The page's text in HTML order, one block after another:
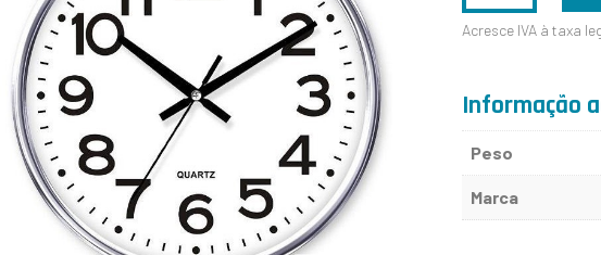
DE
Acresce IVA à taxa
Informação
Peso
Marca